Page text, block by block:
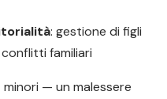
: gestione di figli
familiari
— un malessere